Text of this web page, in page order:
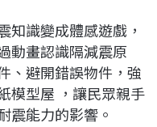
知識變成體感遊戲，
動畫認識隔減震原
、避開錯誤物件，強
模型屋 ，讓民眾親手
震能力的影響。